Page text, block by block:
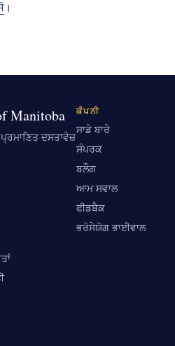
।
Manitoba
ਦਸਤਾਵੇਜ਼
ਕੰਪਨੀ
ਸਾਡੇ ਬਾਰੇ
ਸੰਪਰਕ
ਬਲੌਗ
ਆਮ ਸਵਾਲ
ਫੀਡਬੈਕ
ਭਰੋਸੇਯੋਗ ਭਾਈਵਾਲ